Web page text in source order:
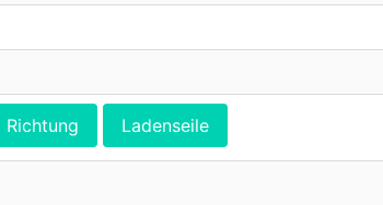
Richtung Ladenseile